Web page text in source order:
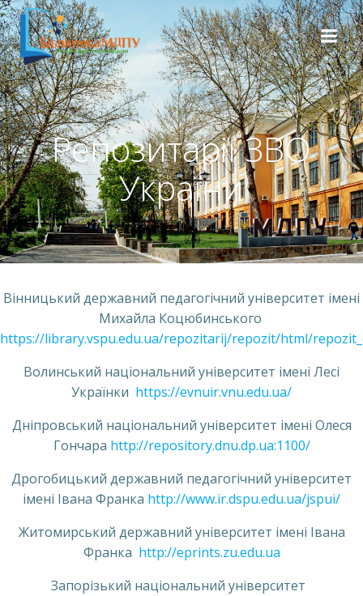
Репозитарії ЗВО
України
Вінницький державний педагогічний університет імені
Михайла Коцюбинського
https://library.vspu.edu.ua/repozitarij/repozit/html/
Волинський національний університет імені Лесі
Українки https://evnuir.vnu.edu.ua/
Дніпровський національний університет імені Олеся
Гончара http://repository.dnu.dp.ua:1100/
Дрогобицький державний педагогічний університет
імені Івана Франка http://www.ir.dspu.edu.ua/jspui/
Житомирський державний університет імені Івана
Франка http://eprints.zu.edu.ua
Запорізький національний університет